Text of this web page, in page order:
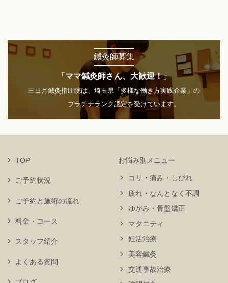
鍼灸師募集
「ママ鍼灸師さん、大歓迎！」
三日月鍼灸指圧院は、埼玉県「多様な働き方実践企業」の
プラチナランク認定を受けています。
TOP
ご予約状況
お悩み別メニュー
コリ・痛み・しびれ
疲れ・なんとなく不調
ゆがみ・骨盤矯正
マタニティ
妊活治療
美容鍼灸
交通事故治療
ご予約と施術の流れ
料金・コース
スタッフ紹介
よくある質問